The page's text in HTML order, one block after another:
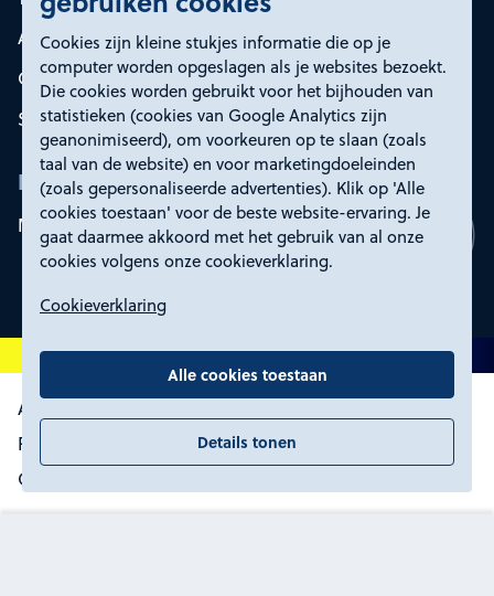
Cookies zijn kleine stukjes informatie die op je
computer worden opgeslagen als je websites bezoekt.
Die cookies worden gebruikt voor het bijhouden van
statistieken (cookies van Google Analytics zijn
geanonimiseerd), om voorkeuren op te slaan (zoals
taal van de website) en voor marketingdoeleinden
(zoals gepersonaliseerde advertenties). Klik op 'Alle
cookies toestaan' voor de beste website-ervaring. Je
gaat daarmee akkoord met het gebruik van al onze
cookies volgens onze cookieverklaring.
Cookieverklaring
Alle cookies toestaan
Details tonen
Afvalsoorten
Onze oplossingen
Service en contact
Rd4
Mijn Rd4
Algemene voorwaarden
Proclaimer, toegankelijkheid en privacy
Certificering